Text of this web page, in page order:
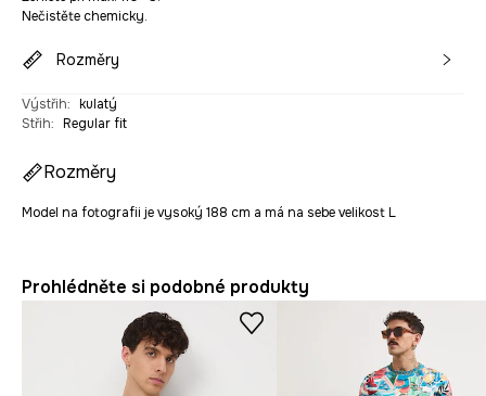
Nečistěte chemicky.
Rozměry
Výstřih: kulatý
Střih: Regular fit
Rozměry
Model na fotografii je vysoký 188 cm a má na sebe velikost L
Prohlédněte si podobné produkty